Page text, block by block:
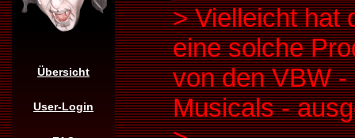
Übersicht
User-Login
> Vielleicht hat
eine solche
von den VBW
Musicals -